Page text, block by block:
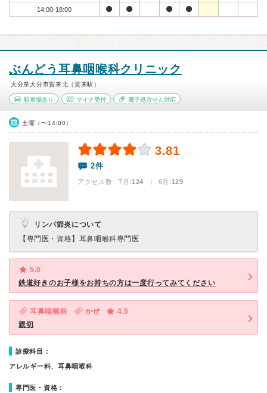
14:00-18:00
ぶんどう耳鼻咽喉科クリニック
大分県大分市賀来北（賀来駅）
駐車場あり マイナ受付 電子処方せん対応
土曜（〜14:00）
3.81
2件
アクセス数 7月:124 | 6月:129
リンパ節炎について
【専門医・資格】 耳鼻咽喉科専門医
5.0
鉄道好きのお子様をお持ちの方は一度行ってみてください
耳鼻咽喉科 かぜ
4.5
親切
診療科目：
アレルギー科、耳鼻咽喉科
専門医・資格：